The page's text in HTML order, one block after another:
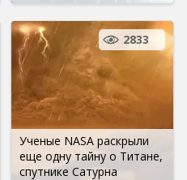
Ученые NASA раскрыли
еще одну тайну о Титане,
спутнике Сатурна
2833